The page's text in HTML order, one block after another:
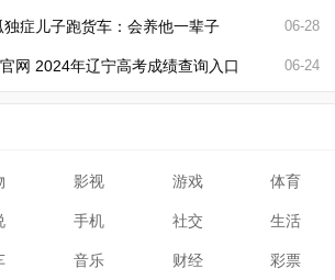
症儿子跑货车：会养他一辈子 06-28
网 2024年辽宁高考成绩查询入口 06-24
影视 游戏 体育
手机 社交 生活
音乐 财经 彩票